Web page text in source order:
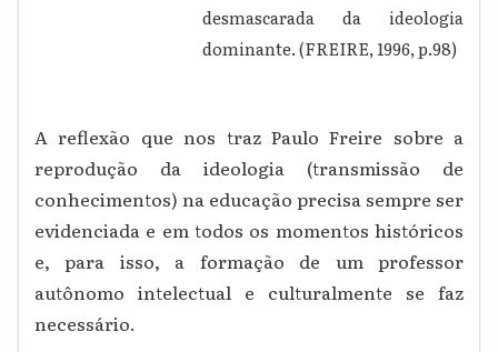
desmascarada da ideologia
dominante. (FREIRE, 1996, p.98)
A reflexão que nos traz Paulo Freire sobre a
reprodução da ideologia (transmissão de
conhecimentos) na educação precisa sempre ser
evidenciada e em todos os momentos históricos
e, para isso, a formação de um professor
autônomo intelectual e culturalmente se faz
necessário.